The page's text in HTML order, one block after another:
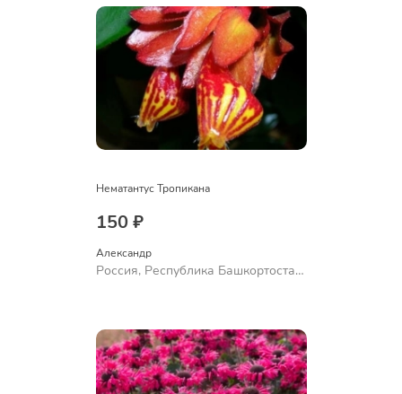
Нематантус Тропикана
150 ₽
Александр
Россия, Республика Башкортостан,